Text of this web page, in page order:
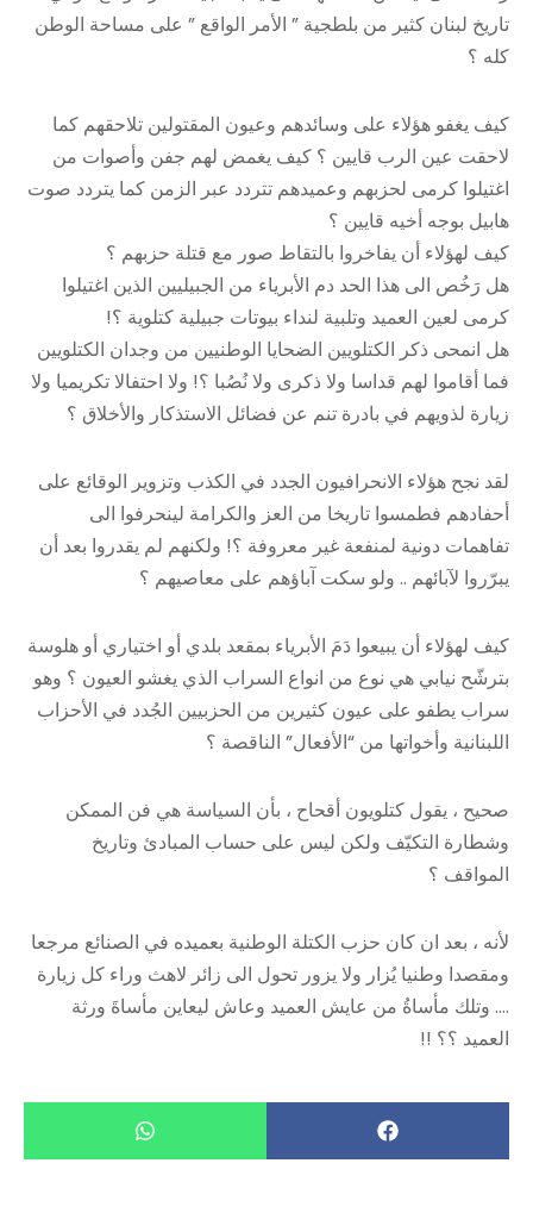
تاريخ لبنان كثير من بلطجية ” الأمر الواقع ” على مساحة الوطن
كله ؟
كيف يغفو هؤلاء على وسائدهم وعيون المقتولين تلاحقهم كما
لاحقت عين الرب قايين ؟ كيف يغمض لهم جفن وأصوات من
اغتيلوا كرمى لحزبهم وعميدهم تتردد عبر الزمن كما يتردد صوت
هابيل بوجه أخيه قايين ؟
كيف لهؤلاء أن يفاخروا بالتقاط صور مع قتلة حزبهم ؟
هل رَخُص الى هذا الحد دم الأبرياء من الجبيليين الذين اغتيلوا
كرمى لعين العميد وتلبية لنداء بيوتات جبيلية كتلوية ؟!
هل انمحى ذكر الكتلويين الضحايا الوطنيين من وجدان الكتلويين
فما أقاموا لهم قداسا ولا ذكرى ولا نُصُبا ؟! ولا احتفالا تكريميا ولا
زيارة لذويهم في بادرة تنم عن فضائل الاستذكار والأخلاق ؟
لقد نجح هؤلاء الانحرافيون الجدد في الكذب وتزوير الوقائع على
أحفادهم فطمسوا تاريخا من العز والكرامة لينحرفوا الى
تفاهمات دونية لمنفعة غير معروفة ؟! ولكنهم لم يقدروا بعد أن
يبرّروا لآبائهم .. ولو سكت آباؤهم على معاصيهم ؟
كيف لهؤلاء أن يبيعوا دَمَ الأبرياء بمقعد بلدي أو اختياري أو هلوسة
بترشّح نيابي هي نوع من انواع السراب الذي يغشو العيون ؟ وهو
سراب يطفو على عيون كثيرين من الحزبيين الجُدد في الأحزاب
اللبنانية وأخواتها من “الأفعال” الناقصة ؟
صحيح ، يقول كتلويون أقحاح ، بأن السياسة هي فن الممكن
وشطارة التكيّف ولكن ليس على حساب المبادئ وتاريخ
المواقف ؟
لأنه ، بعد ان كان حزب الكتلة الوطنية بعميده في الصنائع مرجعا
ومقصدا وطنيا يُزار ولا يزور تحول الى زائر لاهث وراء كل زيارة
…. وتلك مأساةُ من عايش العميد وعاش ليعاين مأساةَ ورثة
العميد ؟؟ !!